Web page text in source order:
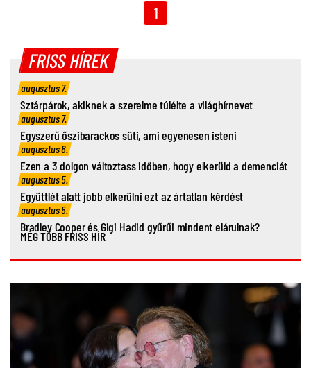
1
FRISS HÍREK
augusztus 7.
Sztárpárok, akiknek a szerelme túlélte a világhírnevet
augusztus 7.
Egyszerű őszibarackos süti, ami egyenesen isteni
augusztus 6.
Ezen a 3 dolgon változtass időben, hogy elkerüld a demenciát
augusztus 5.
Együttlét alatt jobb elkerülni ezt az ártatlan kérdést
augusztus 5.
Bradley Cooper és Gigi Hadid gyűrűi mindent elárulnak?
MÉG TÖBB FRISS HÍR